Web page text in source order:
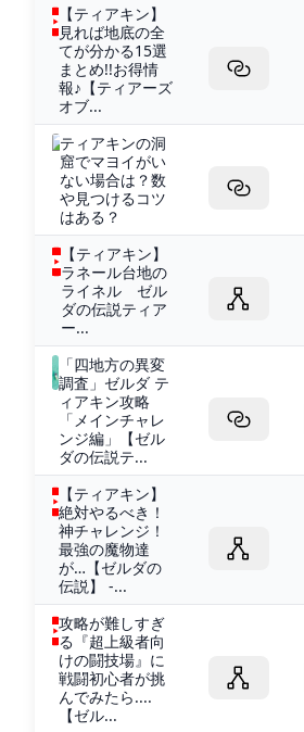
【ティアキン】
見れば地底の全
てが分かる15選
まとめ!!お得情
報♪【ティアーズ
オブ...
ティアキンの洞
窟でマヨイがい
ない場合は？数
や見つけるコツ
はある？
【ティアキン】
ラネール台地の
ライネル ゼル
ダの伝説ティア
ー...
「四地方の異変
調査」ゼルダ テ
ィアキン攻略
「メインチャレ
ンジ編」【ゼル
ダの伝説テ...
【ティアキン】
絶対やるべき！
神チャレンジ！
最強の魔物達
が…【ゼルダの
伝説】 -...
攻略が難しすぎ
る『超上級者向
けの闘技場』に
戦闘初心者が挑
んでみたら....
【ゼル...